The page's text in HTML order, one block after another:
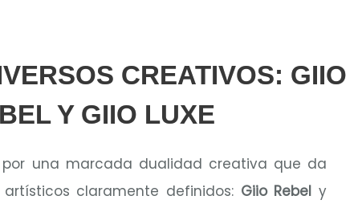
CREATIVOS: GIIO
Y GIIO LUXE
una marcada dualidad creativa que da
claramente definidos: Giio Rebel y